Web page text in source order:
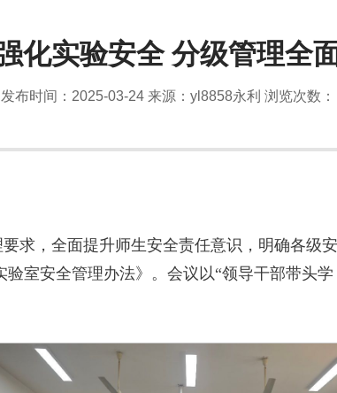
化实验安全 分级管理全
发布时间：2025-03-24 来源：yl8858永利 浏览次数：
求，全面提升师生安全责任意识，明确各级
验室安全管理办法》。会议以“领导干部带头